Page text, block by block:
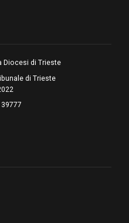
lo trasfigura
Diocesi di Trieste
di Trieste